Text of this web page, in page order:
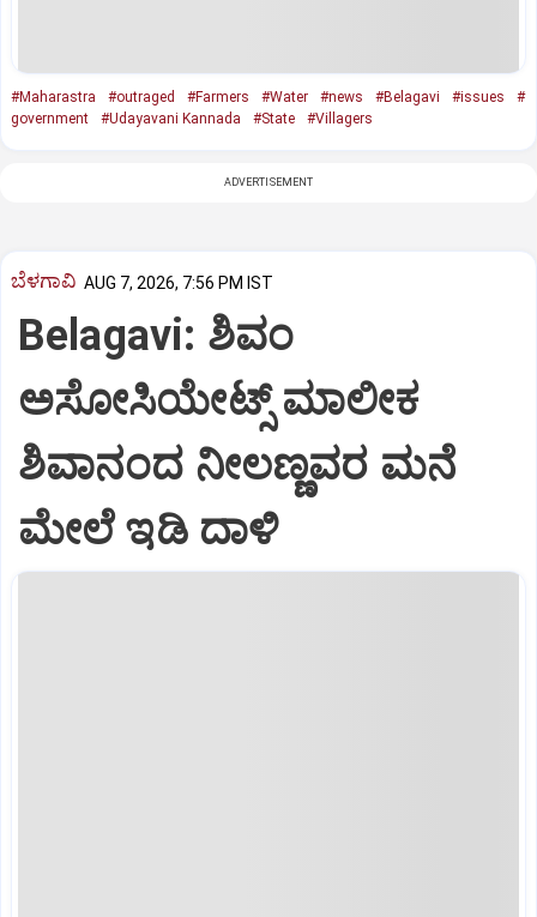
#Maharastra #outraged #Farmers #Water #news #Belagavi #issues
#
government
#Udayavani Kannada #State #Villagers
ADVERTISEMENT
ಬೆಳಗಾವಿ AUG 7, 2026, 7:56 PM IST
Belagavi: ಶಿವಂ
ಅಸೋಸಿಯೇಟ್ಸ್ ಮಾಲೀಕ
ಶಿವಾನಂದ ನೀಲಣ್ಣವರ ಮನೆ
ಮೇಲೆ ಇಡಿ‌ ದಾಳಿ